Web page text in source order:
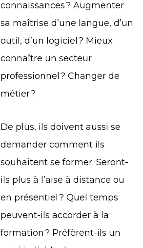
connaissances ? Augmenter
sa maîtrise d’une langue, d’un
outil, d’un logiciel ? Mieux
connaître un secteur
professionnel ? Changer de
métier ?
De plus, ils doivent aussi se
demander comment ils
souhaitent se former. Seront-
ils plus à l’aise à distance ou
en présentiel ? Quel temps
peuvent-ils accorder à la
formation ? Préfèrent-ils un